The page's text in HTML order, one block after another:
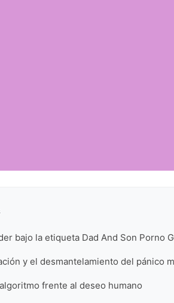
bajo la etiqueta Dad And Son Porno
y el desmantelamiento del pánico
frente al deseo humano